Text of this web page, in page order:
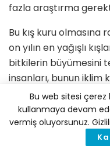
fazla araştırma
Bu kış kuru olmasına
on yılın en yağışlı
bitkilerin büyümesini
insanları, bunun iklim
hava koşullarının
içinde yaşanması
olarak kullanılan
olabileceğine de
Bu web sitesi çerez
kullanmaya devam
vermiş oluyorsunuz.